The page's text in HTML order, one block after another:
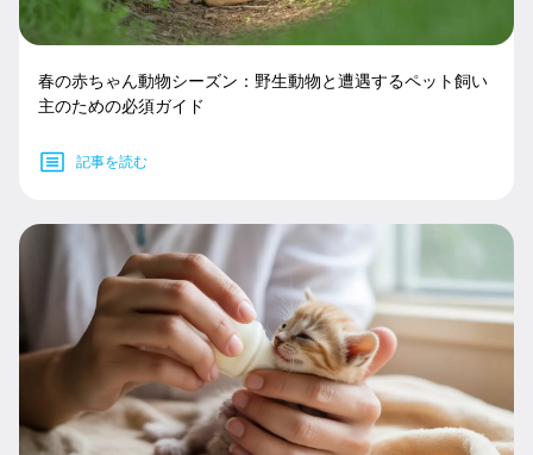
春の赤ちゃん動物シーズン：野生動物と遭遇するペット飼い
主のための必須ガイド
記事を読む